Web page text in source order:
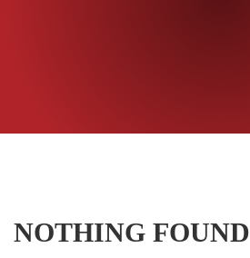
NOTHING FOUND